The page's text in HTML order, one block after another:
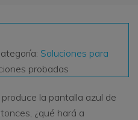
eliminados gratis
GratisSoluciones para
probadas
la pantalla azul de
¿qué hará a